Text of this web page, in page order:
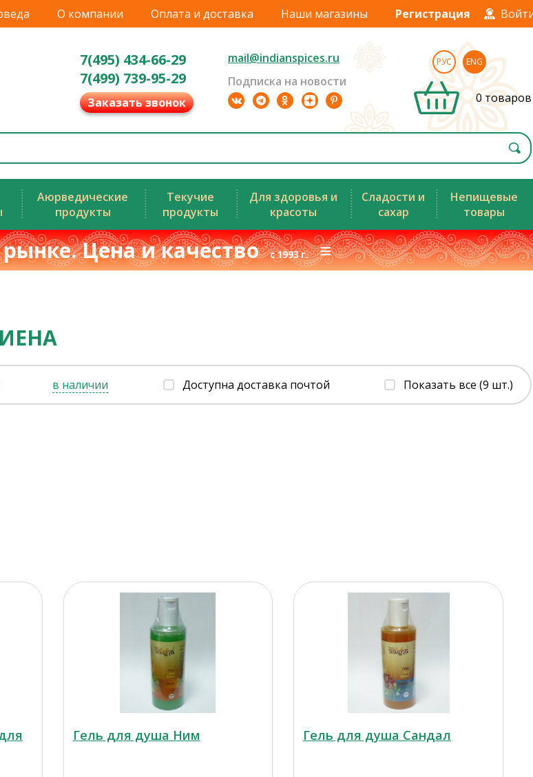
О компании Оплата и доставка Наши магазины Регистрация
7(495) 434-66-29
7(499) 739-95-29
Заказать звонок
mail@indianspices.ru
Подписка на новости
РУС ENG
0 товаров
Аюрведические
продукты
Текучие
продукты
Для здоровья и
красоты
Сладости и
сахар
Непищевые
товары
рынке. Цена и качествос 1993 г.≡
в наличии Доступна доставка почтой
Показать все (9 шт.)
Гель для душа Ним Гель для душа Сандал